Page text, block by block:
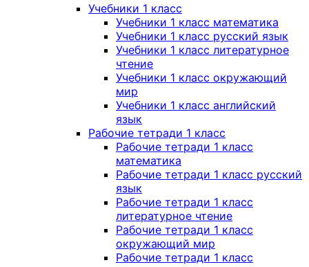
Учебники 1 класс
Учебники 1 класс математика
Учебники 1 класс русский язык
Учебники 1 класс литературное
чтение
Учебники 1 класс окружающий
мир
Учебники 1 класс английский
язык
Рабочие тетради 1 класс
Рабочие тетради 1 класс
математика
Рабочие тетради 1 класс русский
язык
Рабочие тетради 1 класс
литературное чтение
Рабочие тетради 1 класс
окружающий мир
Рабочие тетради 1 класс